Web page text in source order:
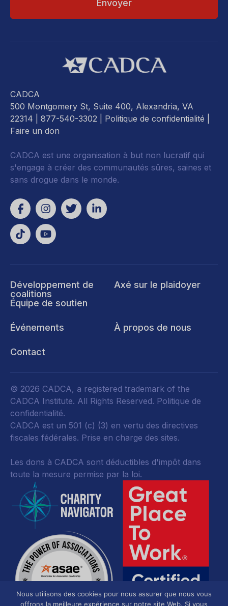
CADCA
500 Montgomery St, Suite 400, Alexandria, VA
22314 | 877-540-3302 | Politique de confidentialité
Faire un don
CADCA est une organisation à but non lucratif qui
s'engage à créer des communautés sûres, saines et
sans drogue dans le monde.
Développement de
coalitions
Équipe de soutien
Axé sur le plaidoyer
Événements À propos de nous
Contact
© 2026 CADCA, a registered trademark of the
CADCA Institute. All Rights Reserved. Politique de
confidentialité.
CADCA est un 501 (c) (3) en vertu des directives
fiscales fédérales. Prise en charge des sites.
Les dons à CADCA sont déductibles d'impôt dans
toute la mesure permise par la loi.
Nous utilisons des cookies pour nous assurer que nous vous
offrons la meilleure expérience sur notre site Web. Si vous